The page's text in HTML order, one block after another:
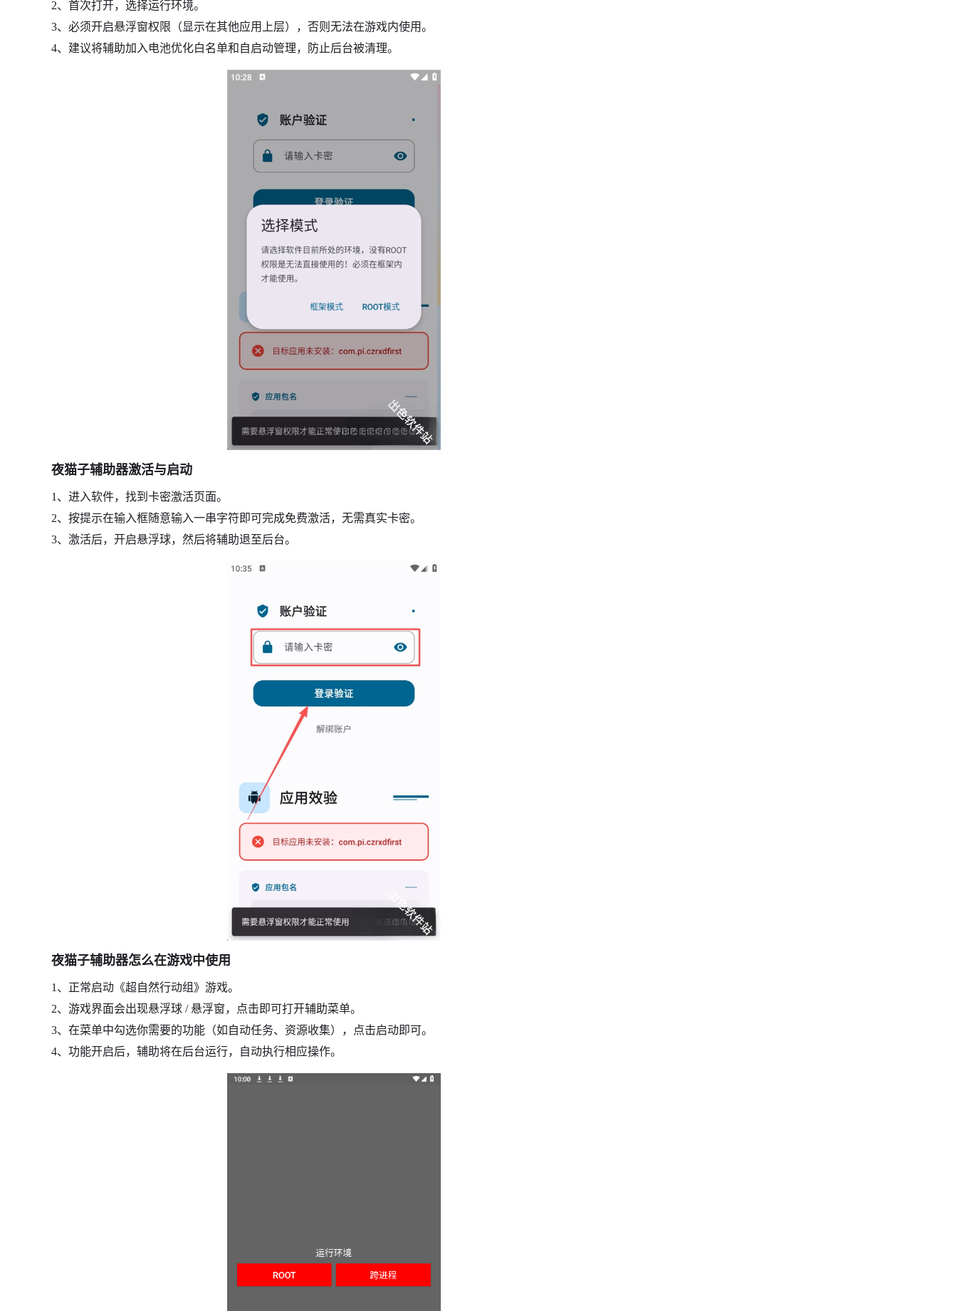
2、首次打开，选择运行环境。
3、必须开启悬浮窗权限（显示在其他应用上层），否则无法在游戏内使用。
4、建议将辅助加入电池优化白名单和自启动管理，防止后台被清理。
夜猫子辅助器激活与启动
1、进入软件，找到卡密激活页面。
2、按提示在输入框随意输入一串字符即可完成免费激活，无需真实卡密。
3、激活后，开启悬浮球，然后将辅助退至后台。
夜猫子辅助器怎么在游戏中使用
1、正常启动《超自然行动组》游戏。
2、游戏界面会出现悬浮球 / 悬浮窗，点击即可打开辅助菜单。
3、在菜单中勾选你需要的功能（如自动任务、资源收集），点击启动即可。
4、功能开启后，辅助将在后台运行，自动执行相应操作。